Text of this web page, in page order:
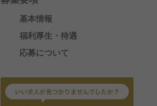
基本情報
福利厚生・待遇
応募について